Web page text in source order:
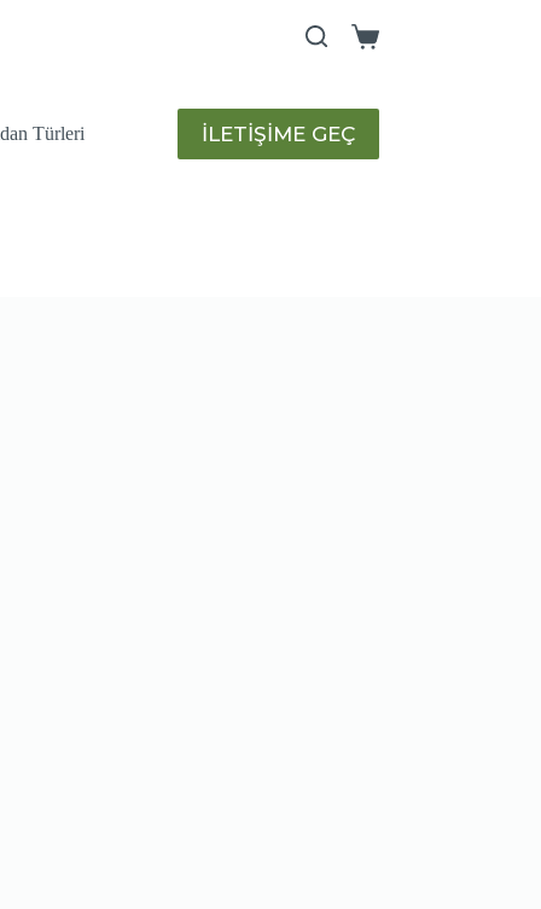
Shopping
Türleri İLETİŞİME GEÇ